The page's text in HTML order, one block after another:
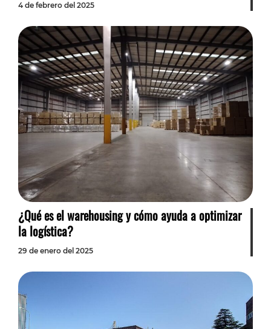
4 de febrero del 2025
¿Qué es el warehousing y cómo ayuda a optimizar
la logística?
29 de enero del 2025